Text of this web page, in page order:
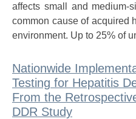
affects small and medium-
common cause of acquired
environment. Up to 25% of
Nationwide
Testing for Hepatitis
From the
DDR Study